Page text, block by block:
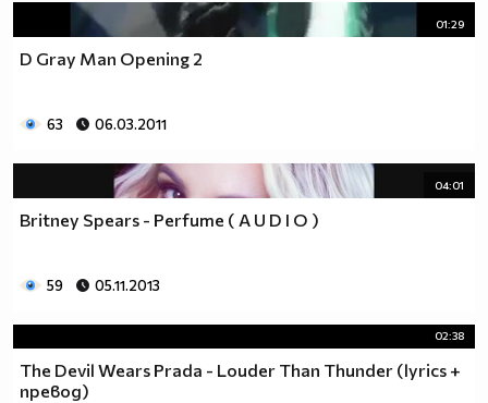
01:29
D Gray Man Opening 2
63 06.03.2011
04:01
Britney Spears - Perfume ( A U D I O )
59 05.11.2013
02:38
The Devil Wears Prada - Louder Than Thunder (lyrics +
превод)